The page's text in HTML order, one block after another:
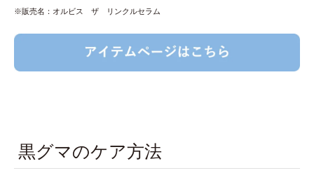
※販売名：オルビス ザ リンクルセラム
黒グマのケア方法